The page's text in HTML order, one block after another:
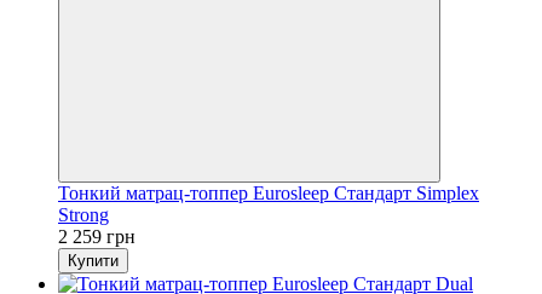
Тонкий матрац-топпер Eurosleep Стандарт Simplex
Strong
2 259 грн
Купити